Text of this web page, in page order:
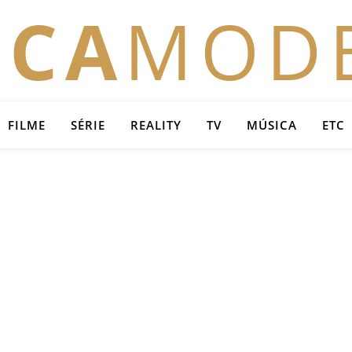
FILME SÉRIE REALITY TV MÚSICA ETC